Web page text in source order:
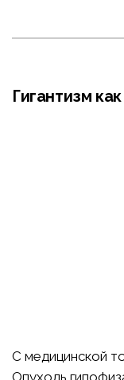
Гигантизм
С медицинской